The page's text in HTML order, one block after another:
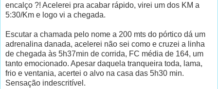
encalço ?! Acelerei pra acabar rápido, virei um dos KM a
5:30/Km e logo vi a chegada.
Escutar a chamada pelo nome a 200 mts do pórtico dá um
adrenalina danada, acelerei não sei como e cruzei a linha
de chegada às 5h37min de corrida, FC média de 164, um
tanto emocionado. Apesar daquela tranqueira toda, lama,
frio e ventania, acertei o alvo na casa das 5h30 min.
Sensação indescritível.